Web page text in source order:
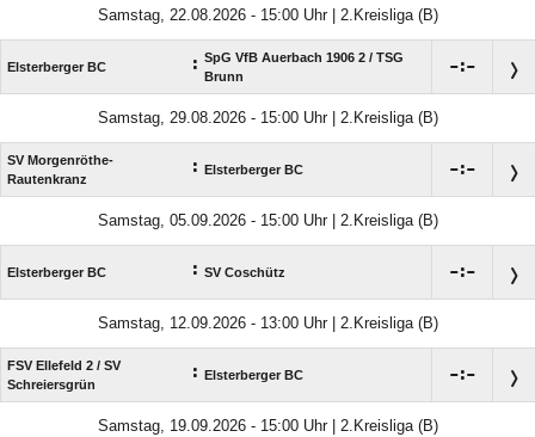
Samstag, 22.08.2026 - 15:00 Uhr | 2.Kreisliga (B)
Elsterberger BC : SpG VfB Auerbach 1906 2 /​ TSG
Brunn
:
Samstag, 29.08.2026 - 15:00 Uhr | 2.Kreisliga (B)
SV Morgenröthe-
Rautenkranz
: Elsterberger BC :
Samstag, 05.09.2026 - 15:00 Uhr | 2.Kreisliga (B)
Elsterberger BC : SV Coschütz :
Samstag, 12.09.2026 - 13:00 Uhr | 2.Kreisliga (B)
FSV Ellefeld 2 /​ SV
Schreiersgrün
: Elsterberger BC :
Samstag, 19.09.2026 - 15:00 Uhr | 2.Kreisliga (B)